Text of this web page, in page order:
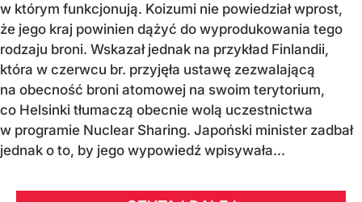
w którym funkcjonują. Koizumi nie powiedział wprost,
że jego kraj powinien dążyć do wyprodukowania tego
rodzaju broni. Wskazał jednak na przykład Finlandii,
która w czerwcu br. przyjęła ustawę zezwalającą
na obecność broni atomowej na swoim terytorium,
co Helsinki tłumaczą obecnie wolą uczestnictwa
w programie Nuclear Sharing. Japoński minister zadbał
jednak o to, by jego wypowiedź wpisywała...